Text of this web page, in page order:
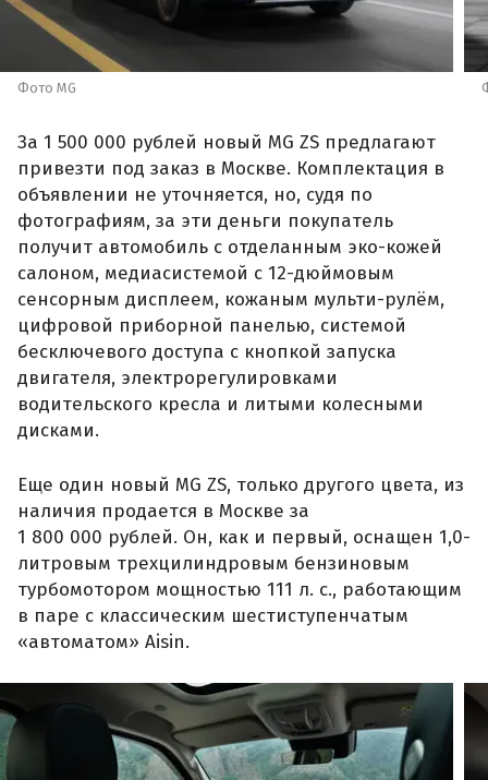
Фото MG
За 1 500 000 рублей новый MG ZS предлагают
привезти под заказ в Москве. Комплектация в
объявлении не уточняется, но, судя по
фотографиям, за эти деньги покупатель
получит автомобиль с отделанным эко-кожей
салоном, медиасистемой с 12-дюймовым
сенсорным дисплеем, кожаным мульти-рулём,
цифровой приборной панелью, системой
бесключевого доступа с кнопкой запуска
двигателя, электрорегулировками
водительского кресла и литыми колесными
дисками.
Еще один новый MG ZS, только другого цвета, из
наличия продается в Москве за
1 800 000 рублей. Он, как и первый, оснащен 1,0-
литровым трехцилиндровым бензиновым
турбомотором мощностью 111 л. с., работающим
в паре с классическим шестиступенчатым
«автоматом» Aisin.